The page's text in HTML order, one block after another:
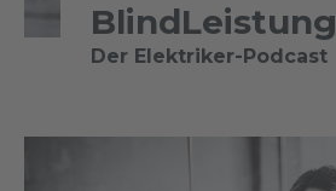
BlindLeistung
Der Elektriker-Podcast